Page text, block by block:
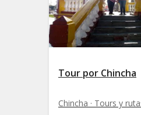
Tour por Chincha
Chincha · Tours y